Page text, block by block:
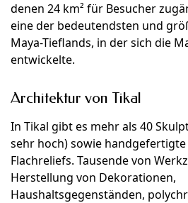
denen 24 km² für Besucher
eine der bedeutendsten und
Maya-Tieflands, in der sich die
entwickelte.
Architektur von Tikal
In Tikal gibt es mehr als 40
sehr hoch) sowie
Flachreliefs. Tausende von
Herstellung von Dekorationen,
Haushaltsgegenständen,